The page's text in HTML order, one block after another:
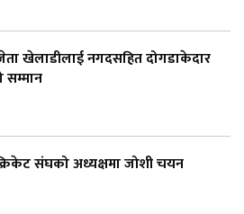
खेलाडीलाई नगदसहित दोगडाकेदार
सम्मान
संघको अध्यक्षमा जोशी चयन